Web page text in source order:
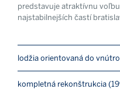
lodžia orientovaná do
kompletná rekonštrukcia
predstavuje atraktívnu
najstabilnejších častí